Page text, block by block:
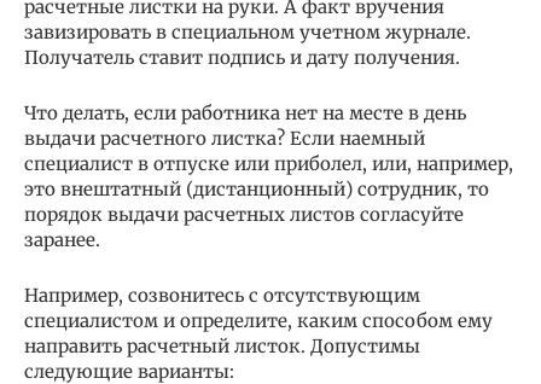
расчетные листки на руки. А факт вручения
завизировать в специальном учетном журнале.
Получатель ставит подпись и дату получения.
Что делать, если работника нет на месте в день
выдачи расчетного листка? Если наемный
специалист в отпуске или приболел, или, например,
это внештатный (дистанционный) сотрудник, то
порядок выдачи расчетных листов согласуйте
заранее.
Например, созвонитесь с отсутствующим
специалистом и определите, каким способом ему
направить расчетный листок. Допустимы
следующие варианты: